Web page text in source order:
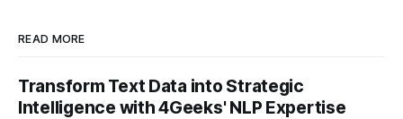
READ MORE
Transform Text Data into Strategic
Intelligence with 4Geeks' NLP Expertise